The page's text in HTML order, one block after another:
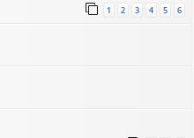
1 2 3 4 5 6